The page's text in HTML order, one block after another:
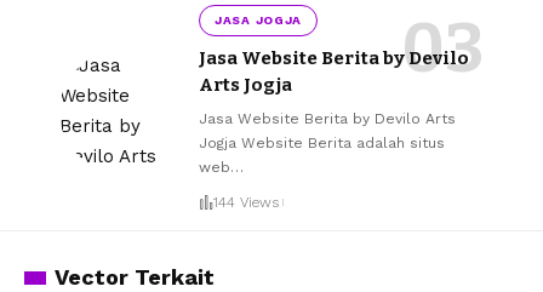
JASA JOGJA
Jasa Website Berita by Devilo
Arts Jogja
Jasa Website Berita by Devilo Arts
Jogja Website Berita adalah situs
web…
144 Views
Vector Terkait